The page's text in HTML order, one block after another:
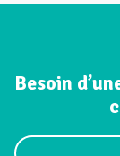
Besoin